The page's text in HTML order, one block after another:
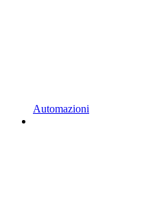
Automazioni